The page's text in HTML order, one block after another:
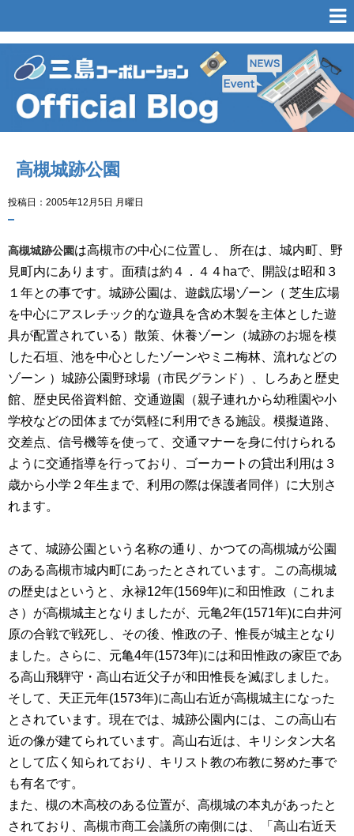
高槻城跡公園
投稿日：2005年12月5日 月曜日
高槻城跡公園は高槻市の中心に位置し、 所在は、城内町、野
見町内にあります。面積は約４．４４haで、開設は昭和３
１年との事です。城跡公園は、遊戯広場ゾーン（ 芝生広場
を中心にアスレチック的な遊具を含め木製を主体とした遊
具が配置されている）散策、休養ゾーン（城跡のお堀を模
した石垣、池を中心としたゾーンやミニ梅林、流れなどの
ゾーン ）城跡公園野球場（市民グランド）、しろあと歴史
館、歴史民俗資料館、交通遊園（親子連れから幼稚園や小
学校などの団体までが気軽に利用できる施設。模擬道路、
交差点、信号機等を使って、交通マナーを身に付けられる
ように交通指導を行っており、ゴーカートの貸出利用は３
歳から小学２年生まで、利用の際は保護者同伴）に大別さ
れます。
さて、城跡公園という名称の通り、かつての高槻城が公園
のある高槻市城内町にあったとされています。この高槻城
の歴史はというと、永禄12年(1569年)に和田惟政（これま
さ）が高槻城主となりましたが、元亀2年(1571年)に白井河
原の合戦で戦死し、その後、惟政の子、惟長が城主となり
ました。さらに、元亀4年(1573年)には和田惟政の家臣であ
る高山飛騨守・高山右近父子が和田惟長を滅ぼしました。
そして、天正元年(1573年)に高山右近が高槻城主になった
とされています。現在では、城跡公園内には、この高山右
近の像が建てられています。高山右近は、キリシタン大名
として広く知られており、キリスト教の布教に努めた事で
も有名です。
また、槻の木高校のある位置が、高槻城の本丸があったと
されており、高槻市商工会議所の南側には、「高山右近天